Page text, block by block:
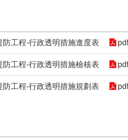
防工程-行政透明措施進度表
防工程-行政透明措施檢核表
防工程-行政透明措施規劃表